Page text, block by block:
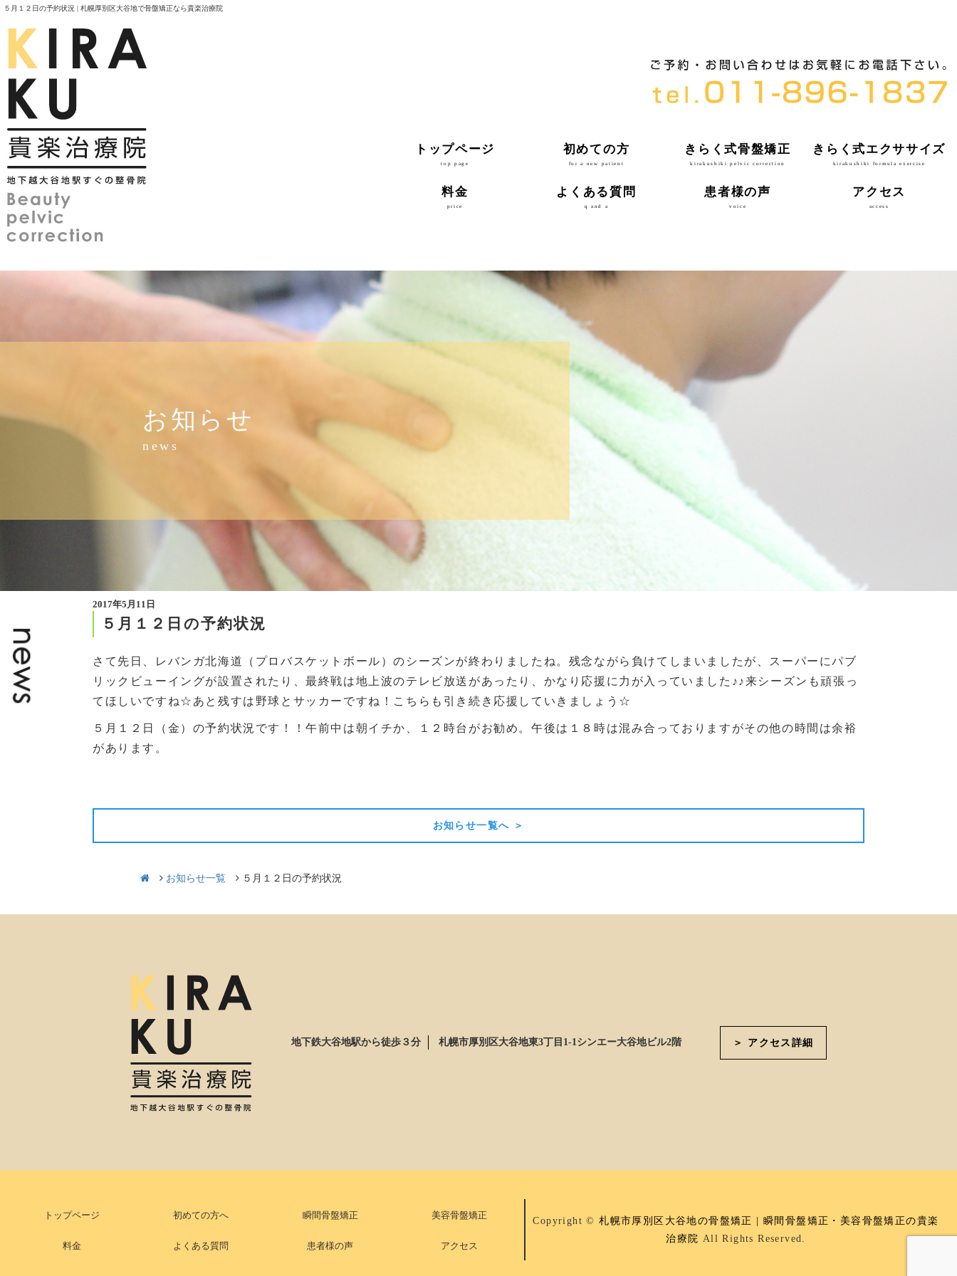
５月１２日の予約状況 | 札幌厚別区大谷地で骨盤矯正なら貴楽治療院
トップページ
top page
初めての方
for a new patient
きらく式骨盤矯正
kirakushiki pelvic correction
きらく式エクササイズ
kirakushiki formula exercise
料金
price
よくある質問
q and a
患者様の声
voice
アクセス
access
お知らせ
news
2017年5月11日
５月１２日の予約状況
さて先日、レバンガ北海道（プロバスケットボール）のシーズンが終わりましたね。残念ながら負けてしまいましたが、スーパーにパブ
リックビューイングが設置されたり、最終戦は地上波のテレビ放送があったり、かなり応援に力が入っていました♪♪来シーズンも頑張っ
てほしいですね☆あと残すは野球とサッカーですね！こちらも引き続き応援していきましょう☆
５月１２日（金）の予約状況です！！午前中は朝イチか、１２時台がお勧め。午後は１８時は混み合っておりますがその他の時間は余裕
があります。
お知らせ一覧へ ＞
お知らせ一覧 ５月１２日の予約状況
地下鉄大谷地駅から徒歩３分 札幌市厚別区大谷地東3丁目1-1シンエー大谷地ビル2階 ＞ アクセス詳細
トップページ 初めての方へ 瞬間骨盤矯正 美容骨盤矯正
料金 よくある質問 患者様の声 アクセス
Copyright ©札幌市厚別区大谷地の骨盤矯正 | 瞬間骨盤矯正・美容骨盤矯正の貴楽
治療院 All Rights Reserved.